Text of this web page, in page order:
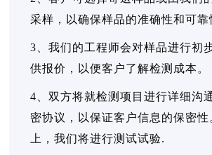
采样，以确保样品的准确性和可靠
3、我们的工程师会对样品进行初
供报价，以便客户了解检测成本。
4、双方将就检测项目进行详细沟
密协议，以保证客户信息的保密性
上，我们将进行测试试验.